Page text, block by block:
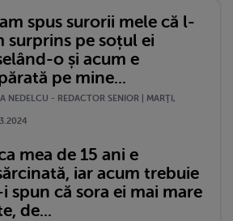
spus surorii mele că l-
surprins pe soțul ei
o și acum e
pe mine...
NEDELCU - REDACTOR SENIOR | MARŢI,
mea de 15 ani e
iar acum trebuie
i spun că sora ei mai mare
de...